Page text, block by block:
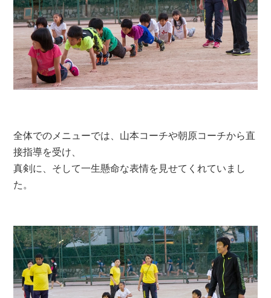
全体でのメニューでは、山本コーチや朝原コーチから直
接指導を受け、
真剣に、そして一生懸命な表情を見せてくれていまし
た。